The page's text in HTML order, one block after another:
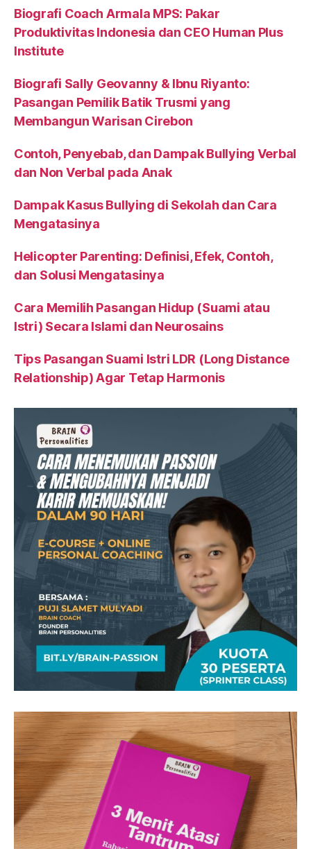
Biografi Coach Armala MPS: Pakar
Produktivitas Indonesia dan CEO Human Plus
Institute
Biografi Sally Geovanny & Ibnu Riyanto:
Pasangan Pemilik Batik Trusmi yang
Membangun Warisan Cirebon
Contoh, Penyebab, dan Dampak Bullying Verbal
dan Non Verbal pada Anak
Dampak Kasus Bullying di Sekolah dan Cara
Mengatasinya
Helicopter Parenting: Definisi, Efek, Contoh,
dan Solusi Mengatasinya
Cara Memilih Pasangan Hidup (Suami atau
Istri) Secara Islami dan Neurosains
Tips Pasangan Suami Istri LDR (Long Distance
Relationship) Agar Tetap Harmonis